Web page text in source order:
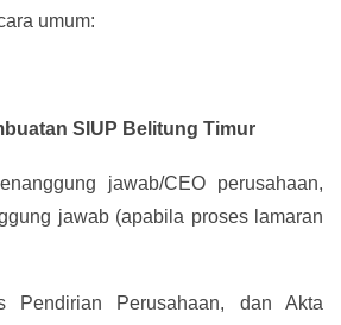
umum:
SIUP Belitung Timur
jawab/CEO perusahaan,
jawab (apabila proses lamaran
Pendirian Perusahaan, dan Akta